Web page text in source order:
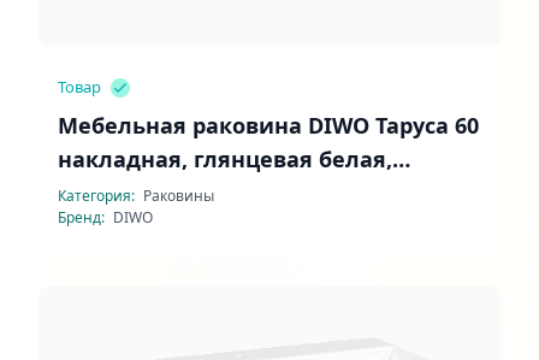
Товар
Мебельная раковина DIWO Таруса 60
накладная, глянцевая белая,
прямоугольная, искусственный
камень
Категория: Раковины
Бренд: DIWO